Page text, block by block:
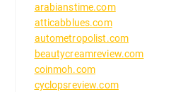
arabianstime.com
atticabblues.com
autometropolist.com
beautycreamreview.com
coinmoh.com
cyclopsreview.com